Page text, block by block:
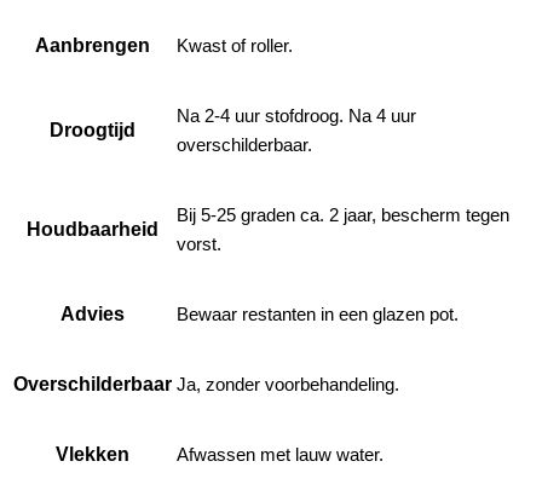
Aanbrengen Kwast of roller.
Droogtijd
Na 2-4 uur stofdroog. Na 4 uur
overschilderbaar.
Houdbaarheid
Bij 5-25 graden ca. 2 jaar, bescherm tegen
vorst.
Advies Bewaar restanten in een glazen pot.
Overschilderbaar Ja, zonder voorbehandeling.
Vlekken Afwassen met lauw water.